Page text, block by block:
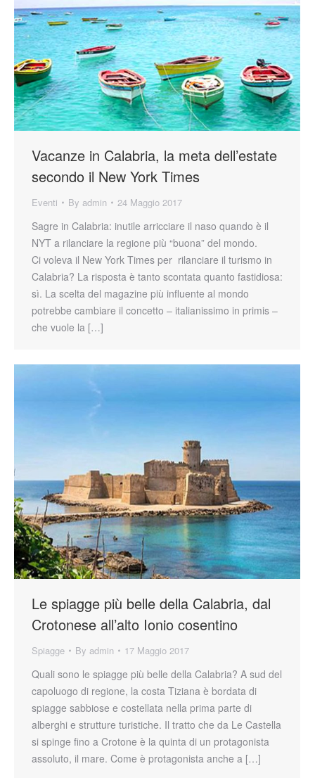
Vacanze in Calabria, la meta dell’estate
secondo il New York Times
Eventi By admin 24 Maggio 2017
Sagre in Calabria: inutile arricciare il naso quando è il
NYT a rilanciare la regione più “buona” del mondo.
Ci voleva il New York Times per rilanciare il turismo in
Calabria? La risposta è tanto scontata quanto fastidiosa:
sì. La scelta del magazine più influente al mondo
potrebbe cambiare il concetto – italianissimo in primis –
che vuole la […]
Le spiagge più belle della Calabria, dal
Crotonese all’alto Ionio cosentino
Spiagge By admin 17 Maggio 2017
Quali sono le spiagge più belle della Calabria? A sud del
capoluogo di regione, la costa Tiziana è bordata di
spiagge sabbiose e costellata nella prima parte di
alberghi e strutture turistiche. Il tratto che da Le Castella
si spinge fino a Crotone è la quinta di un protagonista
assoluto, il mare. Come è protagonista anche a […]